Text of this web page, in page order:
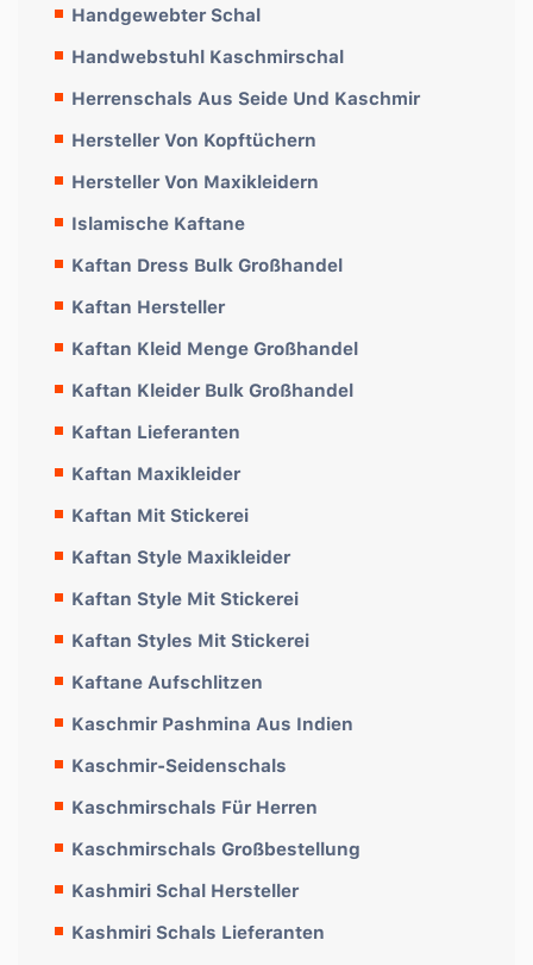
Handgewebter Schal
Handwebstuhl Kaschmirschal
Herrenschals Aus Seide Und Kaschmir
Hersteller Von Kopftüchern
Hersteller Von Maxikleidern
Islamische Kaftane
Kaftan Dress Bulk Großhandel
Kaftan Hersteller
Kaftan Kleid Menge Großhandel
Kaftan Kleider Bulk Großhandel
Kaftan Lieferanten
Kaftan Maxikleider
Kaftan Mit Stickerei
Kaftan Style Maxikleider
Kaftan Style Mit Stickerei
Kaftan Styles Mit Stickerei
Kaftane Aufschlitzen
Kaschmir Pashmina Aus Indien
Kaschmir-Seidenschals
Kaschmirschals Für Herren
Kaschmirschals Großbestellung
Kashmiri Schal Hersteller
Kashmiri Schals Lieferanten